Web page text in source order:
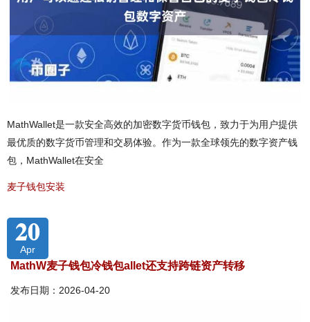
MathWallet是一款安全高效的加密数字货币钱包，致力于为用户提供
最优质的数字货币管理和交易体验。作为一款全球领先的数字资产钱
包，MathWallet在安全
麦子钱包安装
20
Apr
MathW麦子钱包冷钱包allet还支持跨链资产转移
发布日期：2026-04-20